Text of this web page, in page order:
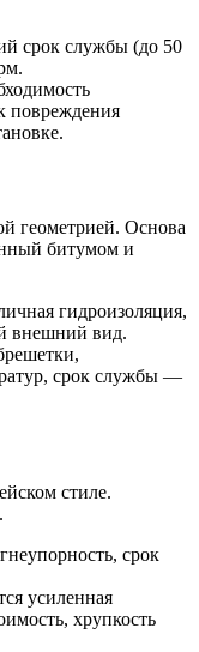
срок службы (до 50
повреждения
геометрией. Основа
битумом и
гидроизоляция,
внешний вид.
срок службы —
стиле.
срок
усиленная
хрупкость